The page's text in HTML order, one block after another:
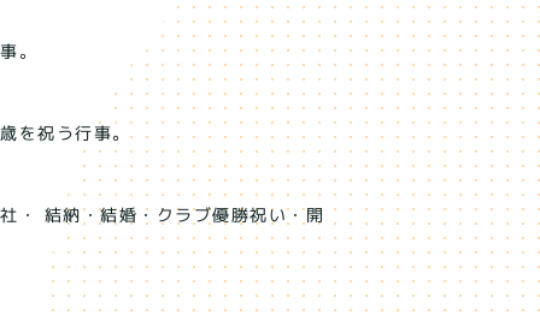
。
を祝う行事。
・ 結納・結婚・クラブ優勝祝い・開